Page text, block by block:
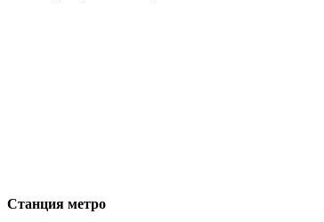
Станция метро